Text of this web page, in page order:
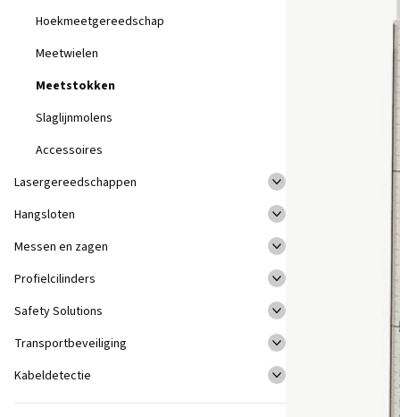
Hoekmeetgereedschap
Meetwielen
Meetstokken
Slaglijnmolens
Accessoires
Lasergereedschappen
Hangsloten
Messen en zagen
Profielcilinders
Safety Solutions
Transportbeveiliging
Kabeldetectie